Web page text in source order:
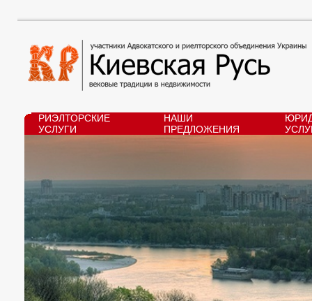
РИЭЛТОРСКИЕ
УСЛУГИ
НАШИ
ПРЕДЛОЖЕНИЯ